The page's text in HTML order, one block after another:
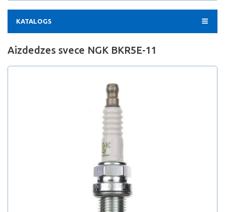
KATALOGS
Aizdedzes svece NGK BKR5E-11